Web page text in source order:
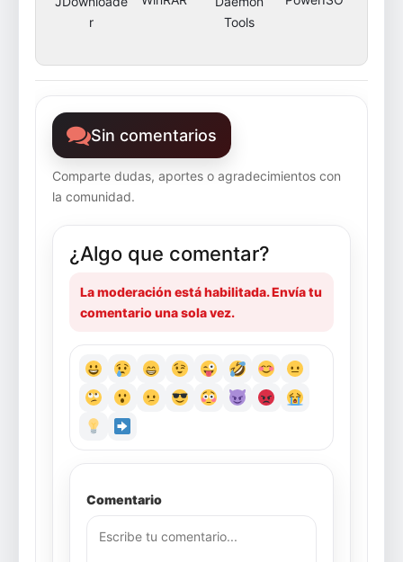
r
Tools
Sin comentarios
Comparte dudas, aportes o agradecimientos con
la comunidad.
¿Algo que comentar?
La moderación está habilitada. Envía tu
comentario una sola vez.
Comentario